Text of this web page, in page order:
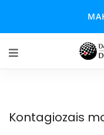
Kontagiozais